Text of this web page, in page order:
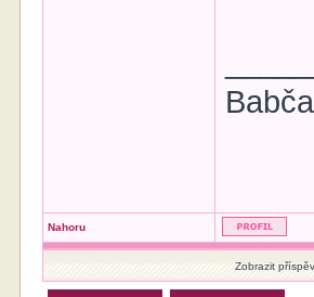
Babča
Nahoru
Zobrazit